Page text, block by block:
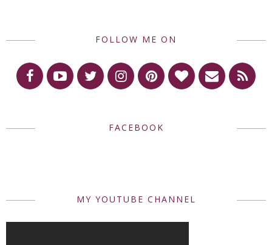
FOLLOW ME ON
FACEBOOK
MY YOUTUBE CHANNEL